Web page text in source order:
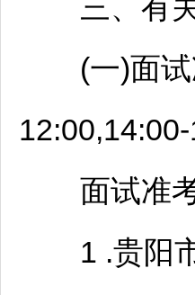
三、有关
(一)面试
面试准考
1 .贵阳